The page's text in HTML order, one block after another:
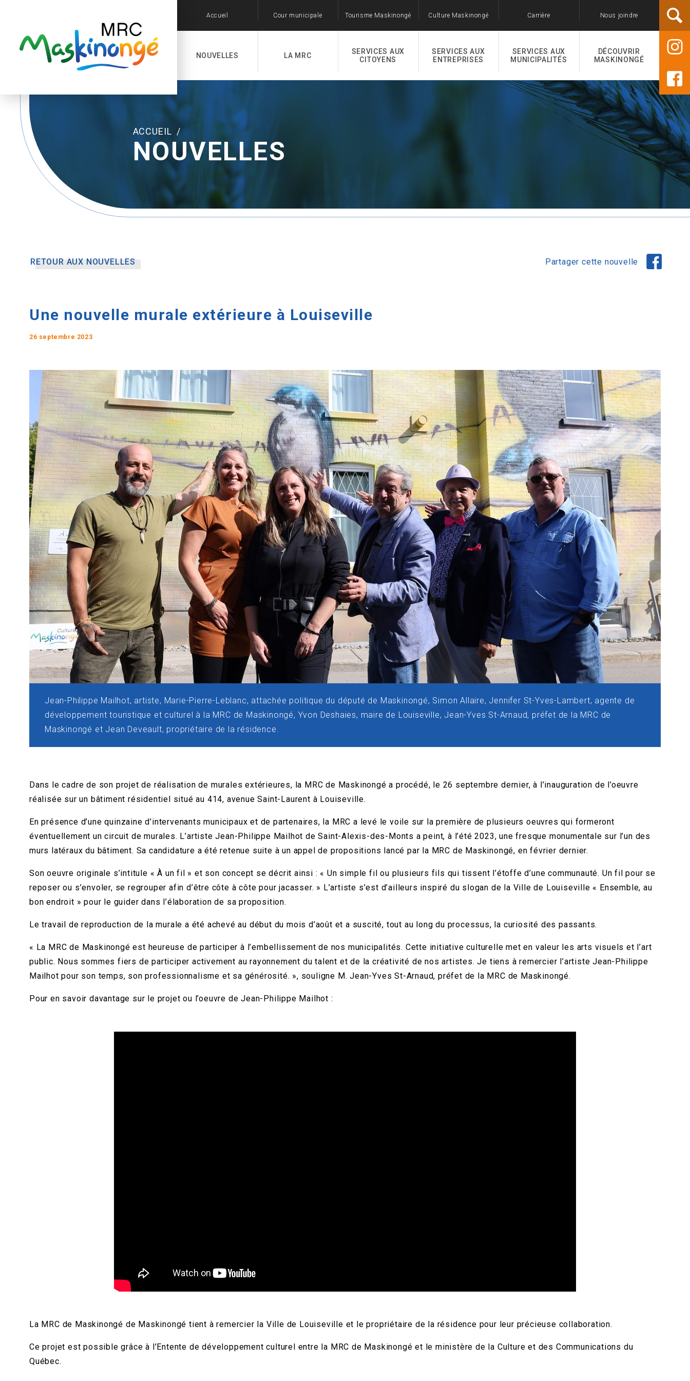
Accueil Cour municipale Tourisme Maskinongé Culture Maskinongé Carrière Nous joindre
NOUVELLES LA MRC
SERVICES AUX
CITOYENS
SERVICES AUX
ENTREPRISES
SERVICES AUX
MUNICIPALITÉS
DÉCOUVRIR
MASKINONGÉ
ACCUEIL /
NOUVELLES
RETOUR AUX NOUVELLES Partager cette nouvelle
Une nouvelle murale extérieure à Louiseville
26 septembre 2023
Jean-Philippe Mailhot, artiste, Marie-Pierre-Leblanc, attachée politique du député de Maskinongé, Simon Allaire, Jennifer St-Yves-Lambert, agente de
développement touristique et culturel à la MRC de Maskinongé, Yvon Deshaies, maire de Louiseville, Jean-Yves St-Arnaud, préfet de la MRC de
Maskinongé et Jean Deveault, propriétaire de la résidence.
Dans le cadre de son projet de réalisation de murales extérieures, la MRC de Maskinongé a procédé, le 26 septembre dernier, à l’inauguration de l’oeuvre
réalisée sur un bâtiment résidentiel situé au 414, avenue Saint-Laurent à Louiseville.
En présence d’une quinzaine d’intervenants municipaux et de partenaires, la MRC a levé le voile sur la première de plusieurs oeuvres qui formeront
éventuellement un circuit de murales. L’artiste Jean-Philippe Mailhot de Saint-Alexis-des-Monts a peint, à l’été 2023, une fresque monumentale sur l’un des
murs latéraux du bâtiment. Sa candidature a été retenue suite à un appel de propositions lancé par la MRC de Maskinongé, en février dernier.
Son oeuvre originale s’intitule « À un fil » et son concept se décrit ainsi : « Un simple fil ou plusieurs fils qui tissent l’étoffe d’une communauté. Un fil pour se
reposer ou s’envoler, se regrouper afin d’être côte à côte pour jacasser. » L’artiste s’est d’ailleurs inspiré du slogan de la Ville de Louiseville « Ensemble, au
bon endroit » pour le guider dans l’élaboration de sa proposition.
Le travail de reproduction de la murale a été achevé au début du mois d’août et a suscité, tout au long du processus, la curiosité des passants.
« La MRC de Maskinongé est heureuse de participer à l’embellissement de nos municipalités. Cette initiative culturelle met en valeur les arts visuels et l’art
public. Nous sommes fiers de participer activement au rayonnement du talent et de la créativité de nos artistes. Je tiens à remercier l’artiste Jean-Philippe
Mailhot pour son temps, son professionnalisme et sa générosité. », souligne M. Jean-Yves St-Arnaud, préfet de la MRC de Maskinongé.
Pour en savoir davantage sur le projet ou l’oeuvre de Jean-Philippe Mailhot :
La MRC de Maskinongé de Maskinongé tient à remercier la Ville de Louiseville et le propriétaire de la résidence pour leur précieuse collaboration.
Ce projet est possible grâce à l’Entente de développement culturel entre la MRC de Maskinongé et le ministère de la Culture et des Communications du
Québec.